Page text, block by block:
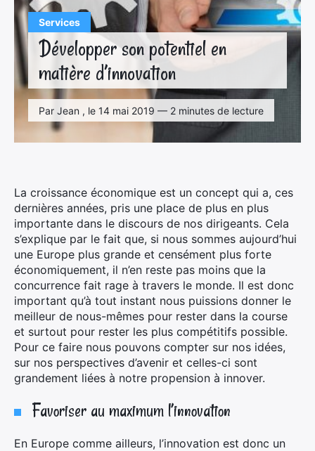
Services
Développer son potentiel en
matière d’innovation
Par Jean , le 14 mai 2019 — 2 minutes de lecture
La croissance économique est un concept qui a, ces
dernières années, pris une place de plus en plus
importante dans le discours de nos dirigeants. Cela
s’explique par le fait que, si nous sommes aujourd’hui
une Europe plus grande et censément plus forte
économiquement, il n’en reste pas moins que la
concurrence fait rage à travers le monde. Il est donc
important qu’à tout instant nous puissions donner le
meilleur de nous-mêmes pour rester dans la course
et surtout pour rester les plus compétitifs possible.
Pour ce faire nous pouvons compter sur nos idées,
sur nos perspectives d’avenir et celles-ci sont
grandement liées à notre propension à innover.
Favoriser au maximum l’innovation
En Europe comme ailleurs, l’innovation est donc un